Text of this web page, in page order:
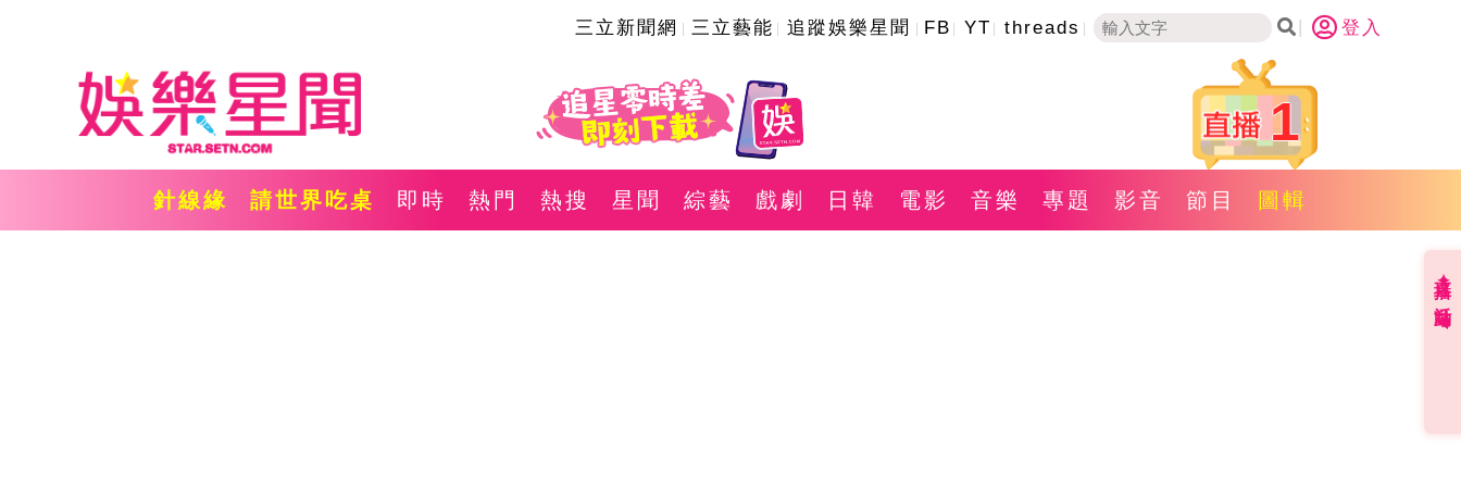
三立新聞網 三立藝能 追蹤娛樂星聞 FB YT threads 登入
1
針線緣 請世界吃桌 即時 熱門 熱搜 星聞 綜藝 戲劇 日韓 電影 音樂 專題 影音 節目 圖輯
直播✦活動